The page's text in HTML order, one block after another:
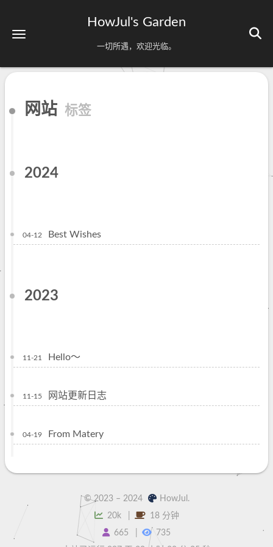
HowJul's Garden
一切所遇，欢迎光临。
网站 标签
2024
04-12 Best Wishes
2023
11-21 Hello～
11-15 网站更新日志
04-19 From Matery
© 2023 – 2024
HowJul.
20k
18 分钟
665
735